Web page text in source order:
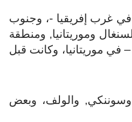
في غرب إفريقيا -، وجنوب
وموريتانيا, ومنطقة
في موريتانيا، وكانت قبل
والولف، وبعض